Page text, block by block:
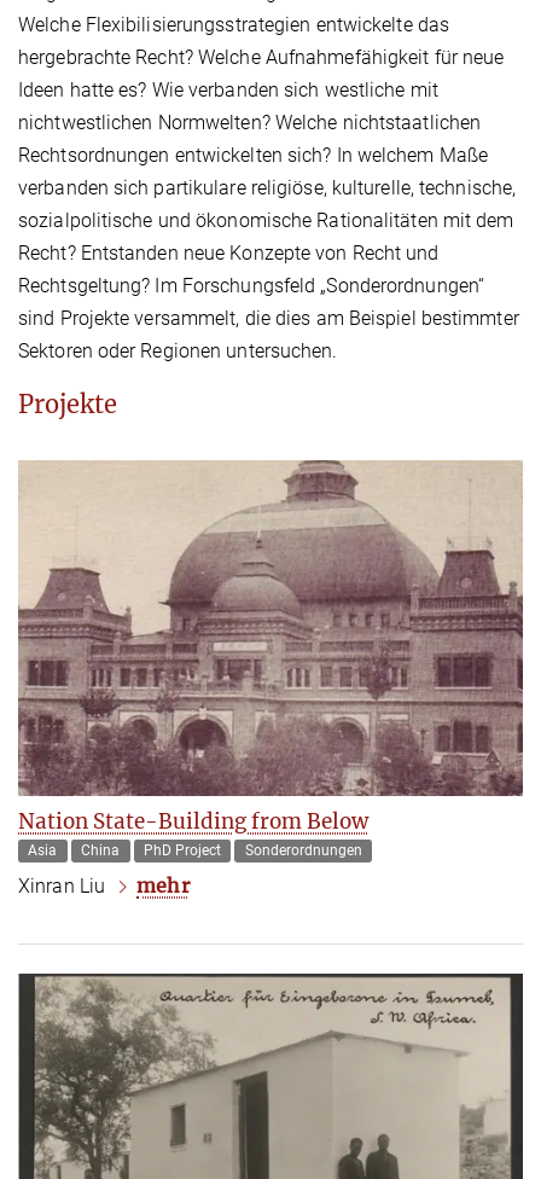
Welche Flexibilisierungsstrategien entwickelte das
hergebrachte Recht? Welche Aufnahmefähigkeit für neue
Ideen hatte es? Wie verbanden sich westliche mit
nichtwestlichen Normwelten? Welche nichtstaatlichen
Rechtsordnungen entwickelten sich? In welchem Maße
verbanden sich partikulare religiöse, kulturelle, technische,
sozialpolitische und ökonomische Rationalitäten mit dem
Recht? Entstanden neue Konzepte von Recht und
Rechtsgeltung? Im Forschungsfeld „Sonderordnungen“
sind Projekte versammelt, die dies am Beispiel bestimmter
Sektoren oder Regionen untersuchen.
Projekte
Nation State-Building from Below
Asia China PhD Project Sonderordnungen
Xinran Liu mehr